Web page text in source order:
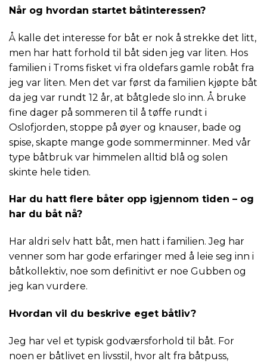
Når og hvordan startet båtinteressen?
Å kalle det interesse for båt er nok å strekke det litt,
men har hatt forhold til båt siden jeg var liten. Hos
familien i Troms fisket vi fra oldefars gamle robåt fra
jeg var liten. Men det var først da familien kjøpte båt
da jeg var rundt 12 år, at båtglede slo inn. Å bruke
fine dager på sommeren til å tøffe rundt i
Oslofjorden, stoppe på øyer og knauser, bade og
spise, skapte mange gode sommerminner. Med vår
type båtbruk var himmelen alltid blå og solen
skinte hele tiden.
Har du hatt flere båter opp igjennom tiden – og
har du båt nå?
Har aldri selv hatt båt, men hatt i familien. Jeg har
venner som har gode erfaringer med å leie seg inn i
båtkollektiv, noe som definitivt er noe Gubben og
jeg kan vurdere.
Hvordan vil du beskrive eget båtliv?
Jeg har vel et typisk godværsforhold til båt. For
noen er båtlivet en livsstil, hvor alt fra båtpuss,